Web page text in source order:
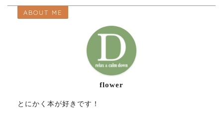
ABOUT ME
flower
とにかく本が好きです！